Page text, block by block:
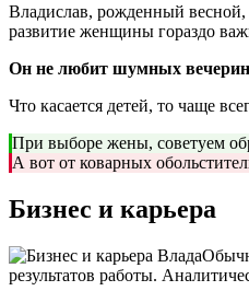
Владислав, рожденный весной,
развитие женщины гораздо
Он не любит шумных
Что касается детей, то чаще
При выборе жены, советуем
А вот от коварных
Бизнес и карьера
результатов работы.